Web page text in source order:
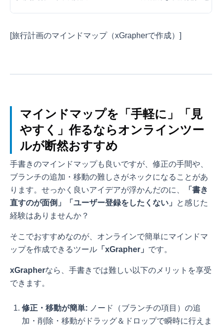
[旅行計画のマインドマップ（xGrapherで作成）]
マインドマップを「手軽に」「見
やすく」作るならオンラインツー
ルが断然おすすめ
手書きのマインドマップも良いですが、修正の手間や、
ブランチの追加・移動の難しさがネックになることがあ
ります。せっかく良いアイデアが浮かんだのに、
「書き
直すのが面倒」「ユーザー登録をしたくない」
と感じた
経験はありませんか？
そこでおすすめなのが、オンラインで簡単にマインドマ
ップを作成できるツール 「xGrapher」 です。
xGrapherなら、手書きでは難しい以下のメリットを享受
できます。
修正・移動が簡単: ノード（ブランチの項目）の追
加・削除・移動がドラッグ＆ドロップで瞬時に行えま